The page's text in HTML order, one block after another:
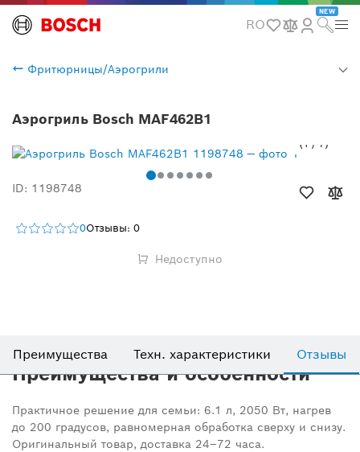
RO
NEW
Фритюрницы/Аэрогрили
Аэрогриль Bosch MAF462B1
1 / 7
ID: 1198748
0Отзывы: 0
Недоступно
Преимущества Техн. характеристики Отзывы
Преимущества и особенности
Практичное решение для семьи: 6.1 л, 2050 Вт, нагрев
до 200 градусов, равномерная обработка сверху и снизу.
Оригинальный товар, доставка 24–72 часа.